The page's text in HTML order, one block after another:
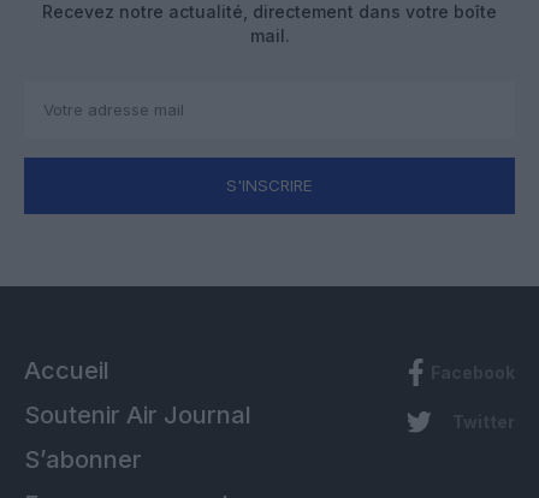
Recevez notre actualité, directement dans votre boîte
mail.
S'INSCRIRE
Accueil
Soutenir Air Journal
S’abonner